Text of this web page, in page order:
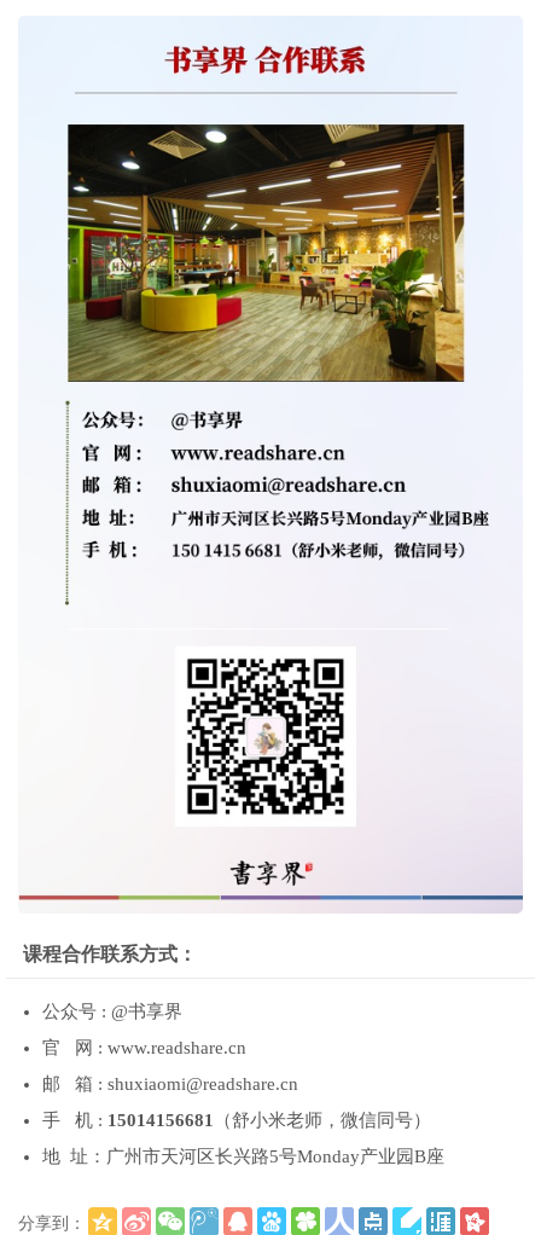
课程合作联系方式：
公众号 : @书享界
官 网 : www.readshare.cn
邮 箱 : shuxiaomi@readshare.cn
手 机 : 15014156681 （舒小米老师，微信同号）
地 址：广州市天河区长兴路5号Monday产业园B座
分享到：